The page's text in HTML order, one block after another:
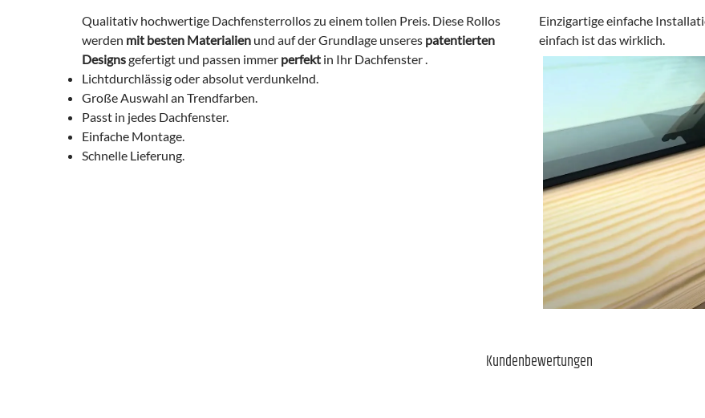
Qualitativ hochwertige Dachfensterrollos zu einem tollen Preis. Diese Rollos
werden mit besten Materialien und auf der Grundlage unseres patentierten
Designsgefertigt und passen immer perfekt in Ihr Dachfenster .
Lichtdurchlässig oder absolut verdunkelnd.
Große Auswahl an Trendfarben.
Passt in jedes Dachfenster.
Einfache Montage.
Schnelle Lieferung.
Einzigartige einfache
einfach ist das wirklich.
Kundenbewertungen